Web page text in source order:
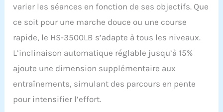
MULTIFONCTIONNEL -
smartphones et les
tablettes à l'écran
de l'interface USB ou
Bluetooth. Utilisez
pour encore plus
varier les séances en fonction de ses objectifs. Que
ce soit pour une marche douce ou une course
rapide, le HS-3500LB s’adapte à tous les niveaux.
L’inclinaison automatique réglable jusqu’à 15%
ajoute une dimension supplémentaire aux
entraînements, simulant des parcours en pente
pour intensifier l’effort.